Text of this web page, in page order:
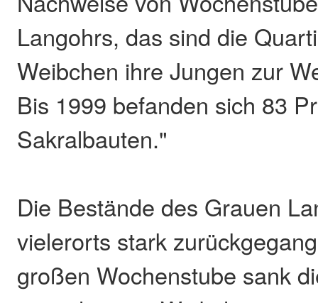
Langohrs, das sind die
Weibchen ihre Jungen zur
Bis 1999 befanden sich 83
Sakralbauten."
Die Bestände des Grauen
vielerorts stark
großen Wochenstube sank